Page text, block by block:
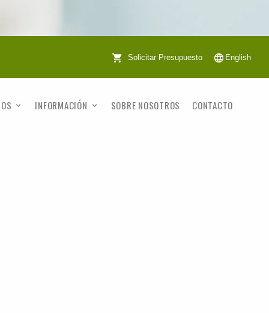
Solicitar Presupuesto English
INFORMACIÓN SOBRE NOSOTROS CONTACTO